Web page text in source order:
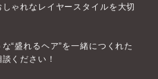
ゃれなレイヤースタイルを大切
“盛れるヘア”を一緒につくれた
ください！